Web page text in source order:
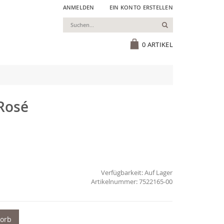
ANMELDEN EIN KONTO ERSTELLEN
0 ARTIKEL
Suchen
Verfügbarkeit:Auf Lager
7522165-00